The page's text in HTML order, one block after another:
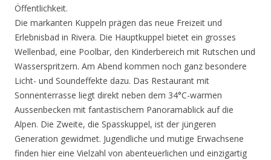
Öffentlichkeit.
Die markanten Kuppeln prägen das neue Freizeit und
Erlebnisbad in Rivera. Die Hauptkuppel bietet ein grosses
Wellenbad, eine Poolbar, den Kinderbereich mit Rutschen und
Wasserspritzern. Am Abend kommen noch ganz besondere
Licht- und Soundeffekte dazu. Das Restaurant mit
Sonnenterrasse liegt direkt neben dem 34°C-warmen
Aussenbecken mit fantastischem Panoramablick auf die
Alpen. Die Zweite, die Spasskuppel, ist der jüngeren
Generation gewidmet. Jugendliche und mutige Erwachsene
finden hier eine Vielzahl von abenteuerlichen und einzigartig